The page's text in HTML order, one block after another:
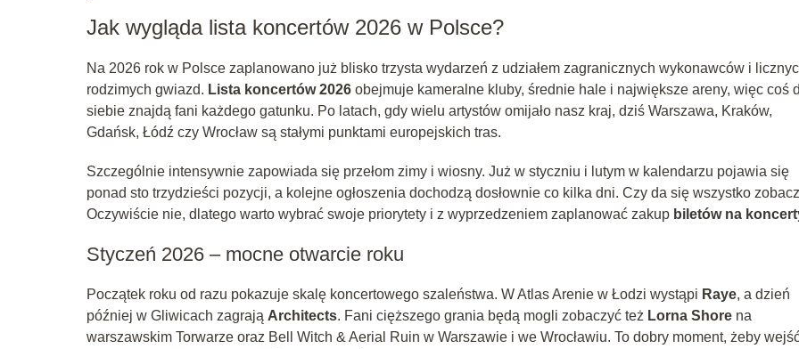
Jak wygląda lista koncertów 2026 w Polsce?
Na 2026 rok w Polsce zaplanowano już blisko trzysta wydarzeń z udziałem zagranicznych wykonawców i
rodzimych gwiazd. Lista koncertów 2026 obejmuje kameralne kluby, średnie hale i największe areny, więc coś
siebie znajdą fani każdego gatunku. Po latach, gdy wielu artystów omijało nasz kraj, dziś Warszawa, Kraków,
Gdańsk, Łódź czy Wrocław są stałymi punktami europejskich tras.
Szczególnie intensywnie zapowiada się przełom zimy i wiosny. Już w styczniu i lutym w kalendarzu pojawia się
ponad sto trzydzieści pozycji, a kolejne ogłoszenia dochodzą dosłownie co kilka dni. Czy da się wszystko
Oczywiście nie, dlatego warto wybrać swoje priorytety i z wyprzedzeniem zaplanować zakup biletów na
Styczeń 2026 – mocne otwarcie roku
Początek roku od razu pokazuje skalę koncertowego szaleństwa. W Atlas Arenie w Łodzi wystąpi Raye, a dzień
później w Gliwicach zagrają Architects. Fani cięższego grania będą mogli zobaczyć też Lorna Shore na
warszawskim Torwarze oraz Bell Witch & Aerial Ruin w Warszawie i we Wrocławiu. To dobry moment, żeby